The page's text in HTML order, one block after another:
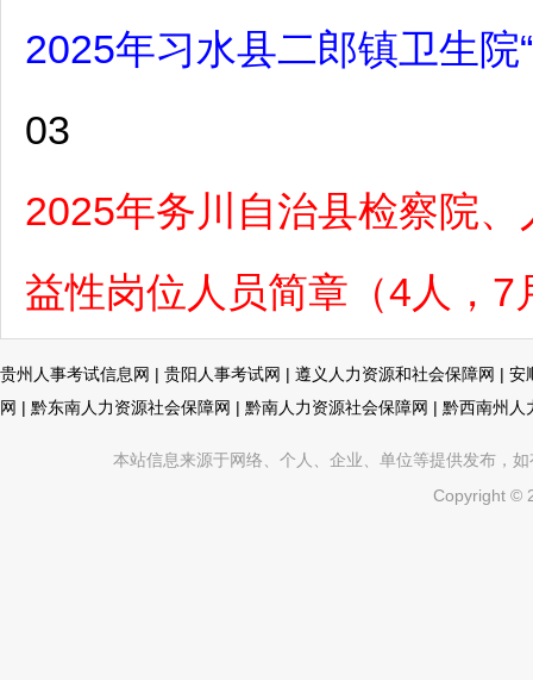
2025年习水县二郎镇卫生院
03
2025年务川自治县检察院
益性岗位人员简章（4人，7
贵州人事考试信息网 | 贵阳人事考试网 | 遵义人力资源和社会保障网 | 安
网 | 黔东南人力资源社会保障网 | 黔南人力资源社会保障网 | 黔西南州人
本站信息来源于网络、个人、企业、单位等提供发布，
Copyright ©